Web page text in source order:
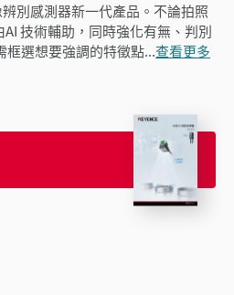
別感測器新一代產品。不論拍照
技術輔助，同時強化有無、判別
框選想要強調的特徵點...查看更多